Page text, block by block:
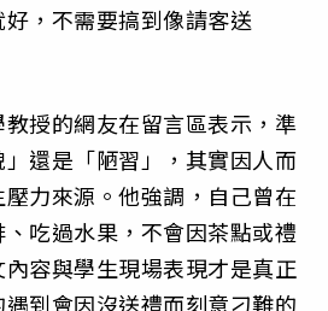
，不需要搞到像請客送
授的網友在留言區表示，準
還是「陋習」，其實因人而
力來源。他強調，自己曾在
吃過水果，不會因茶點或禮
容與學生現場表現才是真正
到會因沒送禮而刻意刁難的